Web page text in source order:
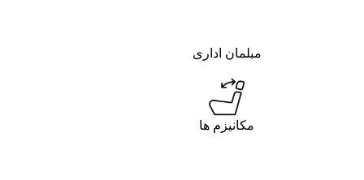
مبلمان اداری
مکانیزم ها